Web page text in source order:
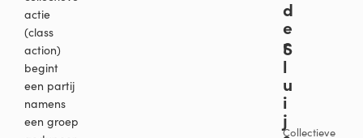
actie
(class
action)
begint
een partij
namens
een groep
d
e
r
S
l
u
i
j
Collectieve